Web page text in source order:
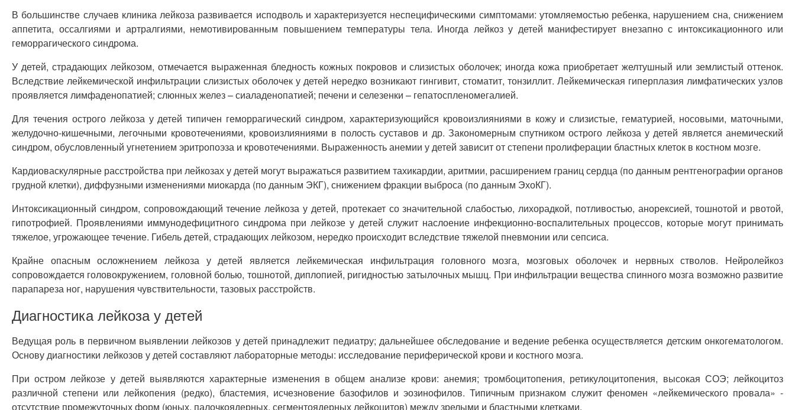
В большинстве случаев клиника лейкоза развивается исподволь и характеризуется неспецифическими симптомами: утомляемостью ребенка, нарушением сна, снижением
аппетита, оссалгиями и артралгиями, немотивированным повышением температуры тела. Иногда лейкоз у детей манифестирует внезапно с интоксикационного или
геморрагического синдрома.
У детей, страдающих лейкозом, отмечается выраженная бледность кожных покровов и слизистых оболочек; иногда кожа приобретает желтушный или землистый оттенок.
Вследствие лейкемической инфильтрации слизистых оболочек у детей нередко возникают гингивит, стоматит, тонзиллит. Лейкемическая гиперплазия лимфатических узлов
проявляется лимфаденопатией; слюнных желез – сиаладенопатией; печени и селезенки – гепатоспленомегалией.
Для течения острого лейкоза у детей типичен геморрагический синдром, характеризующийся кровоизлияниями в кожу и слизистые, гематурией, носовыми, маточными,
желудочно-кишечными, легочными кровотечениями, кровоизлияниями в полость суставов и др. Закономерным спутником острого лейкоза у детей является анемический
синдром, обусловленный угнетением эритропоэза и кровотечениями. Выраженность анемии у детей зависит от степени пролиферации бластных клеток в костном мозге.
Кардиоваскулярные расстройства при лейкозах у детей могут выражаться развитием тахикардии, аритмии, расширением границ сердца (по данным рентгенографии органов
грудной клетки), диффузными изменениями миокарда (по данным ЭКГ), снижением фракции выброса (по данным ЭхоКГ).
Интоксикационный синдром, сопровождающий течение лейкоза у детей, протекает со значительной слабостью, лихорадкой, потливостью, анорексией, тошнотой и рвотой,
гипотрофией. Проявлениями иммунодефицитного синдрома при лейкозе у детей служит наслоение инфекционно-воспалительных процессов, которые могут принимать
тяжелое, угрожающее течение. Гибель детей, страдающих лейкозом, нередко происходит вследствие тяжелой пневмонии или сепсиса.
Крайне опасным осложнением лейкоза у детей является лейкемическая инфильтрация головного мозга, мозговых оболочек и нервных стволов. Нейролейкоз
сопровождается головокружением, головной болью, тошнотой, диплопией, ригидностью затылочных мышц. При инфильтрации вещества спинного мозга возможно развитие
парапареза ног, нарушения чувствительности, тазовых расстройств.
Диагностика лейкоза у детей
Ведущая роль в первичном выявлении лейкозов у детей принадлежит педиатру; дальнейшее обследование и ведение ребенка осуществляется детским онкогематологом.
Основу диагностики лейкозов у детей составляют лабораторные методы: исследование периферической крови и костного мозга.
При остром лейкозе у детей выявляются характерные изменения в общем анализе крови: анемия; тромбоцитопения, ретикулоцитопения, высокая СОЭ; лейкоцитоз
различной степени или лейкопения (редко), бластемия, исчезновение базофилов и эозинофилов. Типичным признаком служит феномен «лейкемического провала» -
отсутствие промежуточных форм (юных, палочкоядерных, сегментоядерных лейкоцитов) между зрелыми и бластными клетками.